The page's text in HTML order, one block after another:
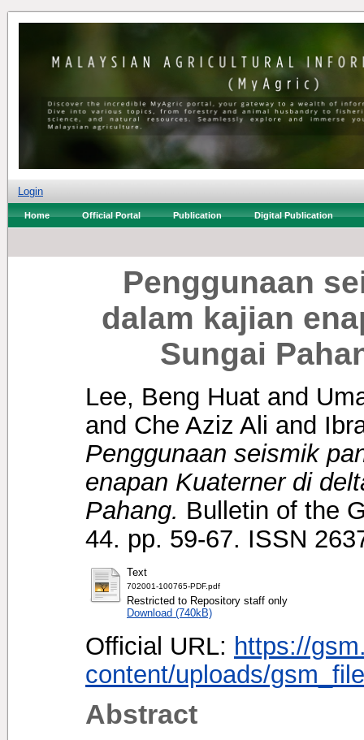
Login
Home Official Portal Publication Digital Publication
Penggunaan
dalam kajian
Sungai
Lee, Beng Huat and
and Che Aziz Ali and
Penggunaan seismik
enapan Kuaterner di
Pahang. Bulletin of the
44. pp. 59-67. ISSN
Text
702001-100765-PDF.pdf
Restricted to Repository staff only
Download (740kB)
Official URL: https://
content/uploads/
Abstract